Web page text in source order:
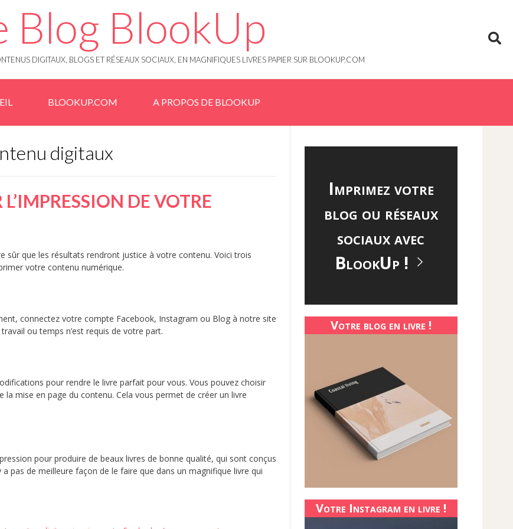
Blog BlookUp
DIGITAUX, BLOGS ET RÉSEAUX SOCIAUX, EN MAGNIFIQUES LIVRES PAPIER SUR BLOOKUP.COM
BLOOKUP.COM A PROPOS DE BLOOKUP
digitaux
DE VOTRE
sûr que les résultats rendront justice à votre contenu. Voici trois
votre contenu numérique.
connectez votre compte Facebook, Instagram ou Blog à notre site
ou temps n’est requis de votre part.
pour rendre le livre parfait pour vous. Vous pouvez choisir
mise en page du contenu. Cela vous permet de créer un livre
pour produire de beaux livres de bonne qualité, qui sont conçus
pas de meilleure façon de le faire que dans un magnifique livre qui
Imprimez votre
blog ou réseaux
sociaux avec
BlookUp !
Votre blog en livre !
Votre Instagram en livre !